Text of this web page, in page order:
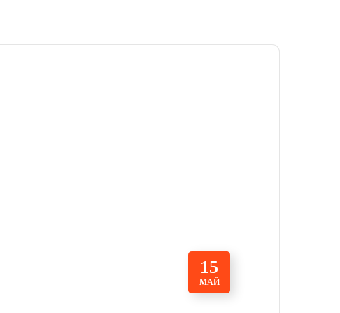
15
МАЙ